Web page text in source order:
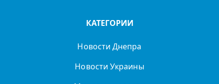
КАТЕГОРИИ
Новости Днепра
Новости Украины